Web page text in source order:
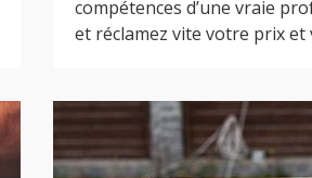
compétences d’une vraie
et réclamez vite votre prix et